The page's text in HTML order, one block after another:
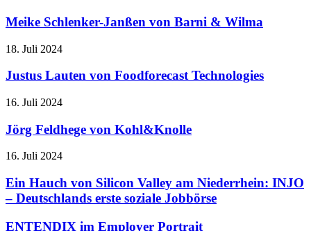
Meike Schlenker-Janßen von Barni & Wilma
18. Juli 2024
Justus Lauten von Foodforecast Technologies
16. Juli 2024
Jörg Feldhege von Kohl&Knolle
16. Juli 2024
Ein Hauch von Silicon Valley am Niederrhein: INJO
– Deutschlands erste soziale Jobbörse
ENTENDIX im Employer Portrait